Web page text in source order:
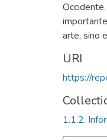
arte, sino
URI
https://
1.1.2.